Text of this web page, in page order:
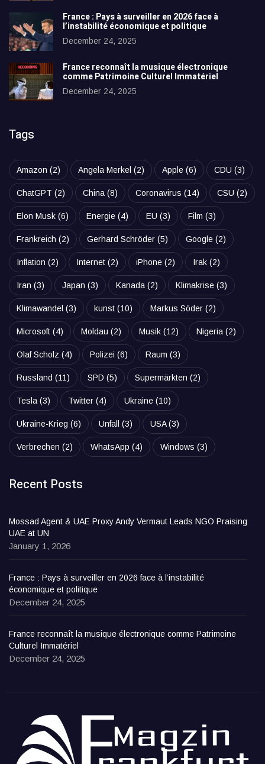
France : Pays à surveiller en 2026 face à
l’instabilité économique et politique
December 24, 2025
France reconnaît la musique électronique
comme Patrimoine Culturel Immatériel
December 24, 2025
Tags
Amazon (2) Angela Merkel (2) Apple (6) CDU (3)
ChatGPT (2) China (8) Coronavirus (14) CSU (2)
Elon Musk (6) Energie (4) EU (3) Film (3)
Frankreich (2) Gerhard Schröder (5) Google (2)
Inflation (2) Internet (2) iPhone (2) Irak (2)
Iran (3) Japan (3) Kanada (2) Klimakrise (3)
Klimawandel (3) kunst (10) Markus Söder (2)
Microsoft (4) Moldau (2) Musik (12) Nigeria (2)
Olaf Scholz (4) Polizei (6) Raum (3)
Russland (11) SPD (5) Supermärkten (2)
Tesla (3) Twitter (4) Ukraine (10)
Ukraine-Krieg (6) Unfall (3) USA(3)
Verbrechen (2) WhatsApp (4) Windows (3)
Recent Posts
Mossad Agent & UAE Proxy Andy Vermaut Leads NGO Praising
UAE at UN
January 1, 2026
France : Pays à surveiller en 2026 face à l’instabilité
économique et politique
December 24, 2025
France reconnaît la musique électronique comme Patrimoine
Culturel Immatériel
December 24, 2025